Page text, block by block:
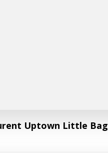
Uptown Little Bag